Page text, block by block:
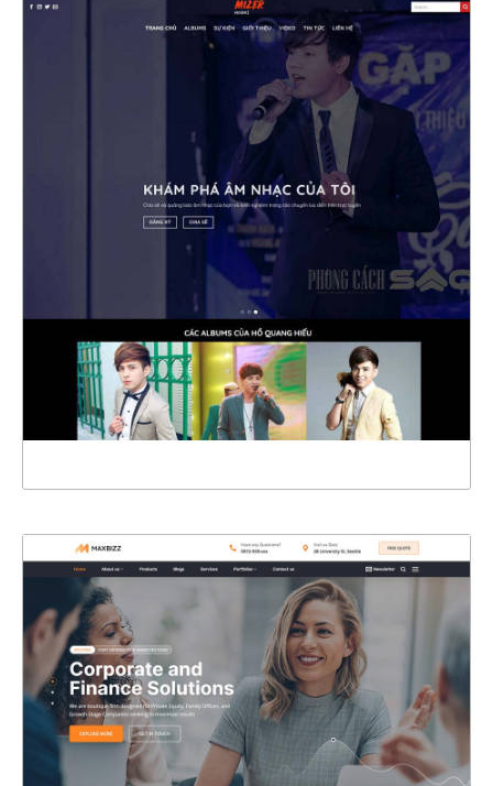
47115
CHI TIẾT
XEM THỰC TẾ
47312